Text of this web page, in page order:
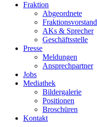
Fraktion
Abgeordnete
Fraktions­vorstand
AKs & Sprecher
Geschäftsstelle
Presse
Meldungen
Ansprechpartner
Jobs
Mediathek
Bildergalerie
Positionen
Broschüren
Kontakt